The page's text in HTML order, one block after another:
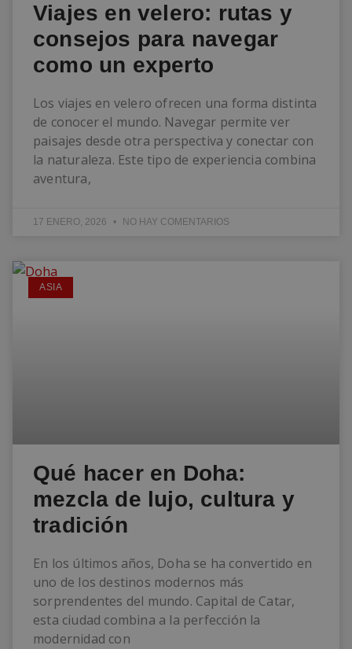
Viajes en velero: rutas y
consejos para navegar
como un experto
Los viajes en velero ofrecen una forma distinta
de conocer el mundo. Navegar permite ver
paisajes desde otra perspectiva y conectar con
la naturaleza. Este tipo de experiencia combina
aventura,
17 ENERO, 2026 NO HAY COMENTARIOS
ASIA
Qué hacer en Doha:
mezcla de lujo, cultura y
tradición
En los últimos años, Doha se ha convertido en
uno de los destinos modernos más
sorprendentes del mundo. Capital de Catar,
esta ciudad combina a la perfección la
modernidad con